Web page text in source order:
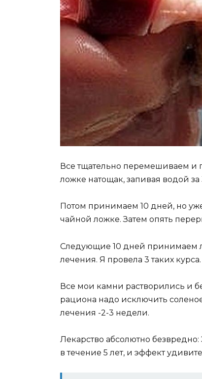
Все тщательно перемешиваем и
ложке натощак, запивая водой
Потом принимаем 10 дней, но
чайной ложке. Затем опять
Следующие 10 дней принимаем
лечения. Я провела 3 таких курса.
Все мои камни растворились и
рациона надо исключить
лечения -2-3 недели.
Лекарство абсолютно
в течение 5 лет, и эффект